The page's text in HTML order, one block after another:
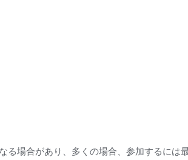
場合があり、多くの場合、参加するには